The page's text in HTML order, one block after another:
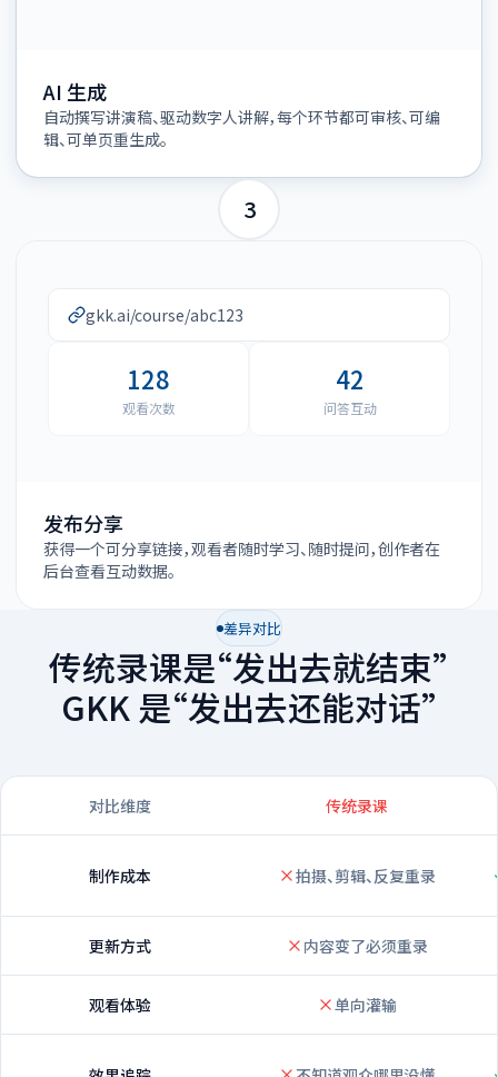
AI 生成
自动撰写讲演稿、驱动数字人讲解，每个环节都可审核、可编
辑、可单页重生成。
3
gkk.ai/course/abc123
128
观看次数
42
问答互动
发布分享
获得一个可分享链接，观看者随时学习、随时提问，创作者在
后台查看互动数据。
差异对比
传统录课是“发出去就结束”
GKK 是“发出去还能对话”
对比维度 传统录课
制作成本 拍摄、剪辑、反复重录
更新方式 内容变了必须重录
观看体验 单向灌输